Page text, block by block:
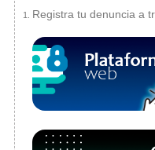
Registra tu denuncia a